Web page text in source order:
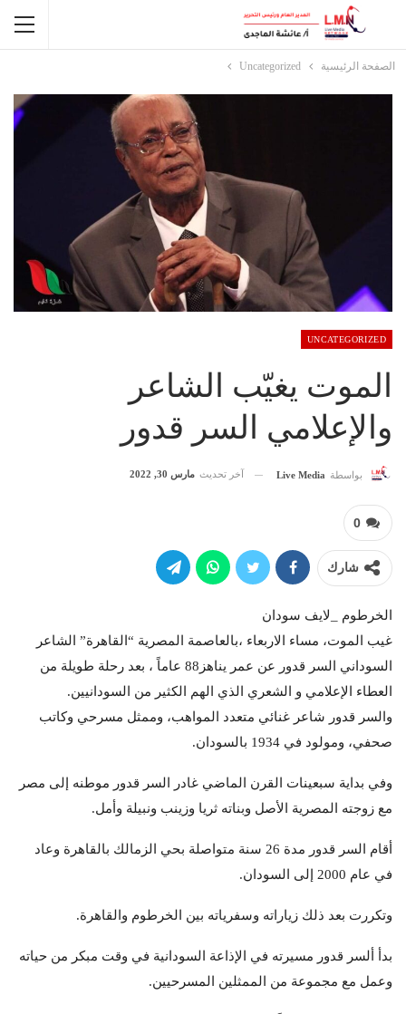
الصفحة الرئيسية Uncategorized
UNCATEGORIZED
الموت يغيّب الشاعر
والإعلامي السر قدور
بواسطة Live Media آخر تحديث مارس 30, 2022
0
شارك
الخرطوم _لايف سودان
غيب الموت، مساء الاربعاء ،بالعاصمة المصرية “القاهرة” الشاعر
السوداني السر قدور عن عمر يناهز88 عاماً ، بعد رحلة طويلة من
العطاء الإعلامي و الشعري الذي الهم الكثير من السودانيين.
والسر قدور شاعر غنائي متعدد المواهب، وممثل مسرحي وكاتب
صحفي، ومولود في 1934 بالسودان.
وفي بداية سبعينات القرن الماضي غادر السر قدور موطنه إلى مصر
مع زوجته المصرية الأصل وبناته ثريا وزينب ونبيلة وأمل.
أقام السر قدور مدة 26 سنة متواصلة بحي الزمالك بالقاهرة وعاد
في عام 2000 إلى السودان.
وتكررت بعد ذلك زياراته وسفرياته بين الخرطوم والقاهرة.
بدأ ألسر قدور مسيرته في الإذاعة السودانية في وقت مبكر من حياته
وعمل مع مجموعة من الممثلين المسرحيين.